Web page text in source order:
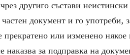
другиго състави
документ и го употреби,
или изменено
наказва за подправка на